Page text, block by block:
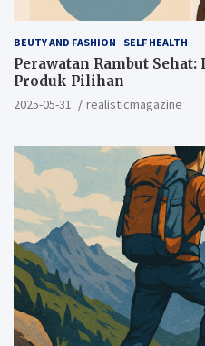
BEUTY AND FASHION SELF HEALTH
Perawatan Rambut
Produk Pilihan
2025-05-31 realisticmagazine